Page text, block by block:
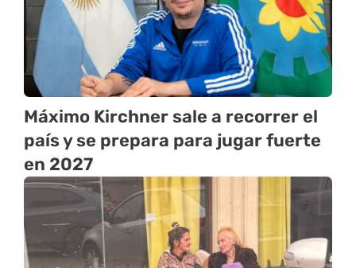
Máximo Kirchner sale a recorrer el
país y se prepara para jugar fuerte
en 2027